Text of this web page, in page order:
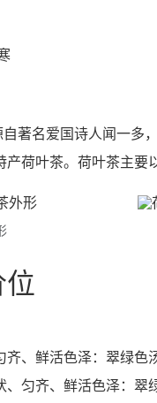
著名爱国诗人闻一
荷叶茶。荷叶茶主要
、鲜活色泽：翠绿
匀齐、鲜活色泽：